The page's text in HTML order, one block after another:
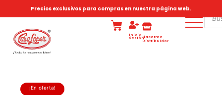
Precios exclusivos para compras en nuestra página web.
Inicia
SesiónHacerme
Distribuidor
¡En oferta!